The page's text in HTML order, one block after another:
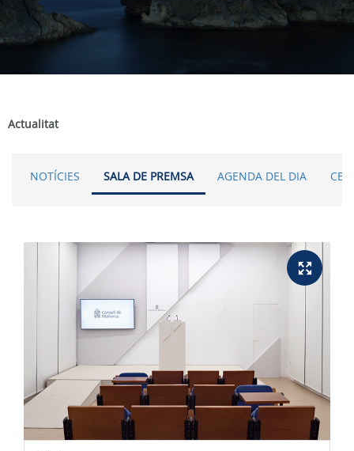
Actualitat
NOTÍCIES SALA DE PREMSA AGENDA DEL DIA